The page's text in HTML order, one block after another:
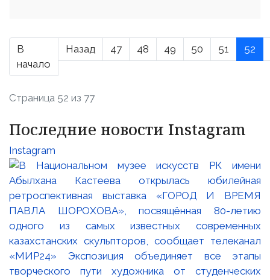
В
начало
Назад 47 48 49 50 51 52
Страница 52 из 77
Последние новости Instagram
Instagram